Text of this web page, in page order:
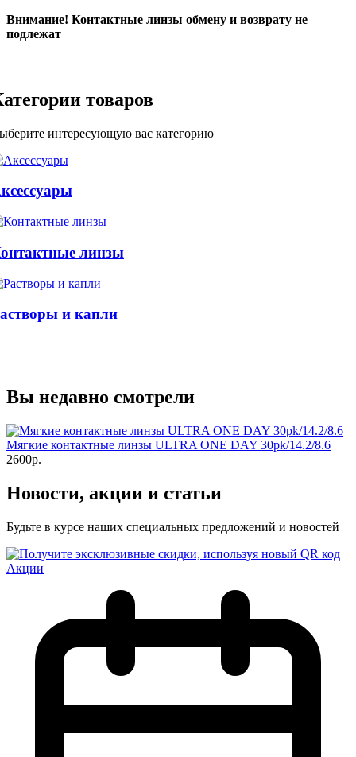
Внимание! Контактные линзы обмену и возврату не
подлежат
товаров
интересующую вас категорию
линзы
и капли
Вы недавно смотрели
Мягкие контактные линзы ULTRA ONE DAY 30pk/14.2/8.6
2600р.
Новости, акции и статьи
Будьте в курсе наших специальных предложений и новостей
Акции